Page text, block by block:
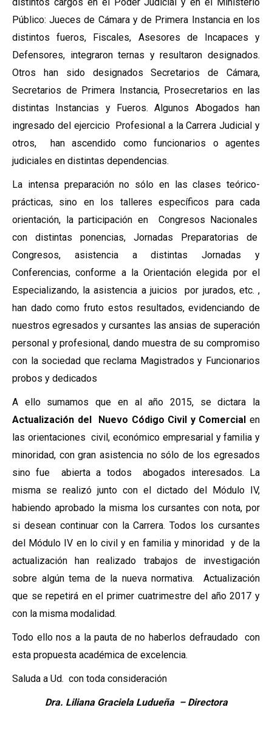
Público: Jueces de Cámara y de Primera Instancia en los
distintos fueros, Fiscales, Asesores de Incapaces y
Defensores, integraron ternas y resultaron designados.
Otros han sido designados Secretarios de Cámara,
Secretarios de Primera Instancia, Prosecretarios en las
distintas Instancias y Fueros. Algunos Abogados han
ingresado del ejercicio Profesional a la Carrera Judicial y
otros, han ascendido como funcionarios o agentes
judiciales en distintas dependencias.
La intensa preparación no sólo en las clases teórico-
prácticas, sino en los talleres específicos para cada
orientación, la participación en Congresos Nacionales
con distintas ponencias, Jornadas Preparatorias de
Congresos, asistencia a distintas Jornadas y
Conferencias, conforme a la Orientación elegida por el
Especializando, la asistencia a juicios por jurados, etc. ,
han dado como fruto estos resultados, evidenciando de
nuestros egresados y cursantes las ansias de superación
personal y profesional, dando muestra de su compromiso
con la sociedad que reclama Magistrados y Funcionarios
probos y dedicados
A ello sumamos que en al año 2015, se dictara la
Actualización del Nuevo Código Civil y Comercial en
las orientaciones civil, económico empresarial y familia y
minoridad, con gran asistencia no sólo de los egresados
sino fue abierta a todos abogados interesados. La
misma se realizó junto con el dictado del Módulo IV,
habiendo aprobado la misma los cursantes con nota, por
si desean continuar con la Carrera. Todos los cursantes
del Módulo IV en lo civil y en familia y minoridad y de la
actualización han realizado trabajos de investigación
sobre algún tema de la nueva normativa. Actualización
que se repetirá en el primer cuatrimestre del año 2017 y
con la misma modalidad.
Todo ello nos a la pauta de no haberlos defraudado con
esta propuesta académica de excelencia.
Saluda a Ud. con toda consideración
Dra. Liliana Graciela Ludueña – Directora